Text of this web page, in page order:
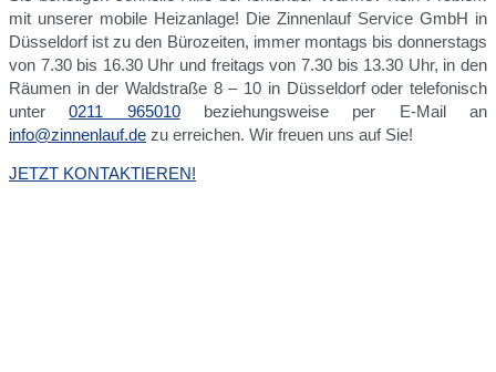
mit unserer mobile Heizanlage! Die Zinnenlauf Service GmbH in
Düsseldorf ist zu den Bürozeiten, immer montags bis donnerstags
von 7.30 bis 16.30 Uhr und freitags von 7.30 bis 13.30 Uhr, in den
Räumen in der Waldstraße 8 – 10 in Düsseldorf oder telefonisch
unter0211 965010beziehungsweise per E-Mail an
info@zinnenlauf.de zu erreichen. Wir freuen uns auf Sie!
JETZT KONTAKTIEREN!